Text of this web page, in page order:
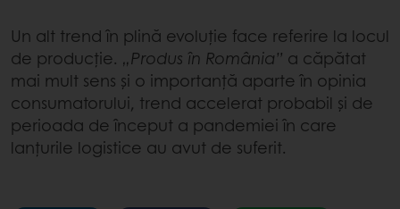
Un alt trend în plină evoluție face referire la locul
de producție. „Produs în România” a căpătat
mai mult sens și o importanță aparte în opinia
consumatorului, trend accelerat probabil și de
perioada de început a pandemiei în care
lanțurile logistice au avut de suferit.